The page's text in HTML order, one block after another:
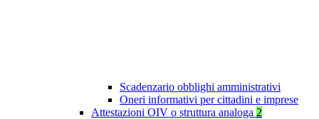
Scadenzario obblighi amministrativi
Oneri informativi per cittadini e imprese
Attestazioni OIV o struttura analoga 2